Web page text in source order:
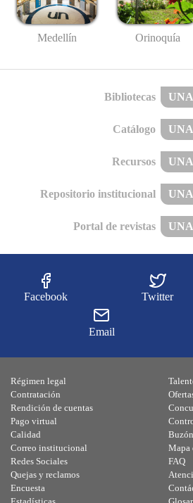
Medellín Orinoquía
Bibliotecas
Catálogo
Recursos
Repositorio institucional
Portal de revistas
Facebook Twitter
Email
Régimen legal
Contratación
Rendición de cuentas
Pago virtual
Calidad
Correo institucional
Redes Sociales
Quejas y reclamos
Encuesta
Mapa
FAQ